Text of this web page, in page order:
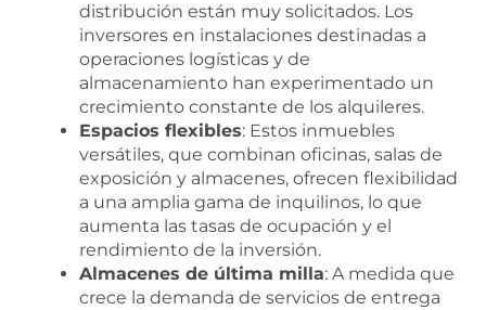
distribución están muy solicitados. Los
inversores en instalaciones destinadas a
operaciones logísticas y de
almacenamiento han experimentado un
crecimiento constante de los alquileres.
Espacios flexibles: Estos inmuebles
versátiles, que combinan oficinas, salas de
exposición y almacenes, ofrecen flexibilidad
a una amplia gama de inquilinos, lo que
aumenta las tasas de ocupación y el
rendimiento de la inversión.
Almacenes de última milla: A medida que
crece la demanda de servicios de entrega